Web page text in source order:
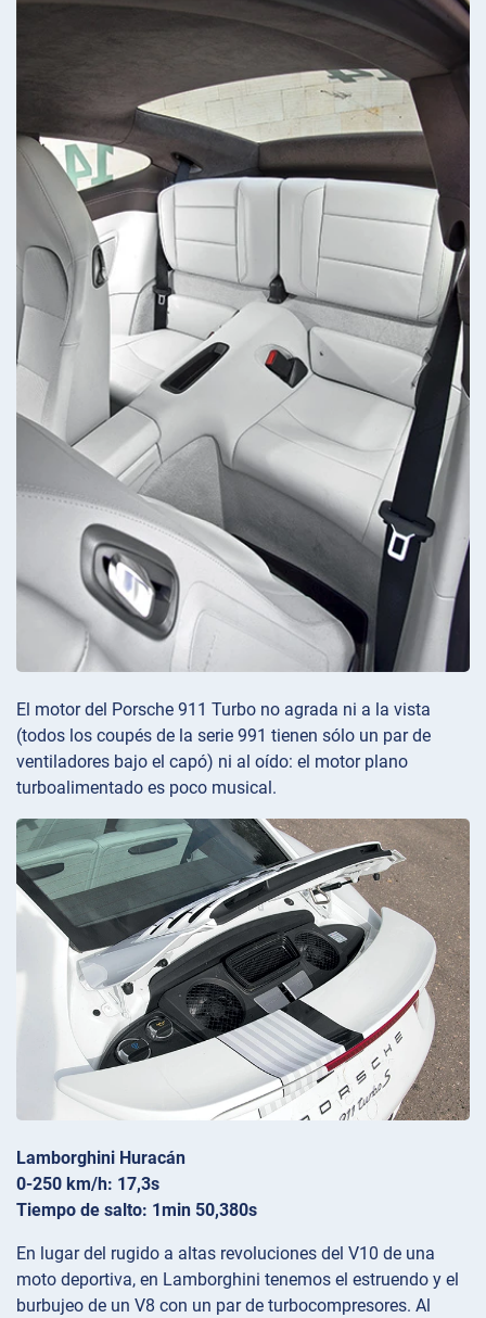
El motor del Porsche 911 Turbo no agrada ni a la vista
(todos los coupés de la serie 991 tienen sólo un par de
ventiladores bajo el capó) ni al oído: el motor plano
turboalimentado es poco musical.
Lamborghini Huracán
0-250 km/h: 17,3s
Tiempo de salto: 1min 50,380s
En lugar del rugido a altas revoluciones del V10 de una
moto deportiva, en Lamborghini tenemos el estruendo y el
burbujeo de un V8 con un par de turbocompresores. Al